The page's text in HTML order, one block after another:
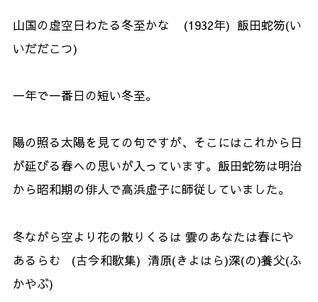
山国の虚空日わたる冬至かな (1932年) 飯田蛇笏(い
いだだこつ)
一年で一番日の短い冬至。
陽の照る太陽を見ての句ですが、そこにはこれから日
が延びる春への思いが入っています。飯田蛇笏は明治
から昭和期の俳人で高浜虚子に師従していました。
冬ながら空より花の散りくるは 雲のあなたは春にや
あるらむ (古今和歌集) 清原(きよはら)深(の)養父(ふ
かやぶ)